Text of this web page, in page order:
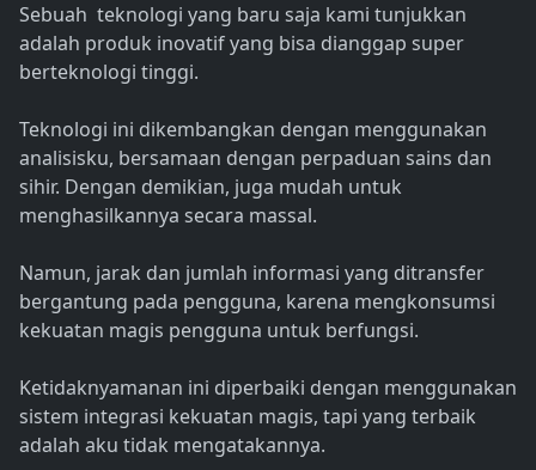
Sebuah teknologi yang baru saja kami tunjukkan
adalah produk inovatif yang bisa dianggap super
berteknologi tinggi.
Teknologi ini dikembangkan dengan menggunakan
analisisku, bersamaan dengan perpaduan sains dan
sihir. Dengan demikian, juga mudah untuk
menghasilkannya secara massal.
Namun, jarak dan jumlah informasi yang ditransfer
bergantung pada pengguna, karena mengkonsumsi
kekuatan magis pengguna untuk berfungsi.
Ketidaknyamanan ini diperbaiki dengan menggunakan
sistem integrasi kekuatan magis, tapi yang terbaik
adalah aku tidak mengatakannya.